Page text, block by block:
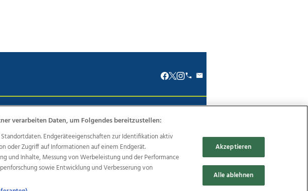
AGB Website Ehrenkodex Politische Werbung
OÖN Karriere OÖN Reise
Promenaden Galerien
verarbeiten Daten, um Folgendes bereitzustellen:
Endgeräteeigenschaften zur Identifikation aktiv
oder Zugriff auf Informationen auf einem Endgerät.
und Inhalte, Messung von Werbeleistung und der Performance
sowie Entwicklung und Verbesserung von
Akzeptieren
Alle ablehnen